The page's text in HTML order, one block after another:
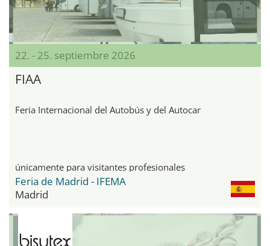
22. - 25. septiembre 2026
FIAA
Feria Internacional del Autobús y del Autocar
únicamente para visitantes profesionales
Feria de Madrid - IFEMA
Madrid